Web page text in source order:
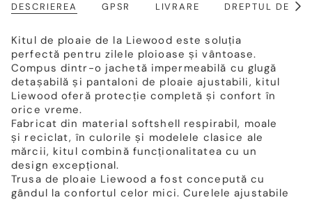
DESCRIEREA GPSR LIVRARE DREPTUL DE
Kitul de ploaie de la Liewood este soluția
perfectă pentru zilele ploioase și vântoase.
Compus dintr-o jachetă impermeabilă cu glugă
detașabilă și pantaloni de ploaie ajustabili, kitul
Liewood oferă protecție completă și confort în
orice vreme.
Fabricat din material softshell respirabil, moale
și reciclat, în culorile și modelele clasice ale
mărcii, kitul combină funcționalitatea cu un
design excepțional.
Trusa de ploaie Liewood a fost concepută cu
gândul la confortul celor mici. Curelele ajustabile